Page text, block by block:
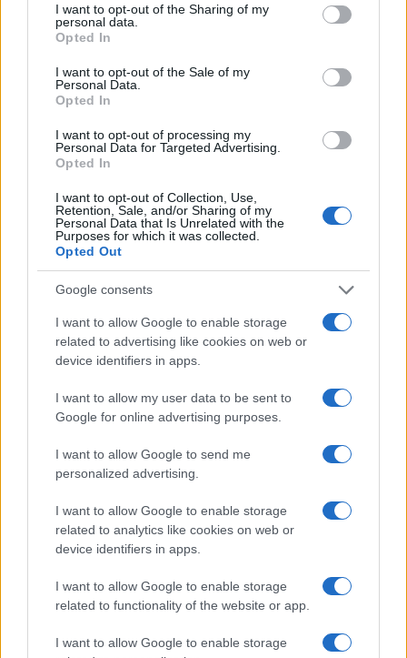
not limited to your visit or usage behaviour. You may click to
grant or deny consent to Google and its third-party tags to
use your data for below specified purposes in below Google
consent section.
I want to opt-out of the Sharing of my
personal data.
Opted In
I want to opt-out of the Sale of my
Personal Data.
Opted In
I want to opt-out of processing my
Personal Data for Targeted Advertising.
Opted In
I want to opt-out of Collection, Use,
Retention, Sale, and/or Sharing of my
Personal Data that Is Unrelated with the
Purposes for which it was collected.
Opted Out
Google consents
I want to allow Google to enable storage
related to advertising like cookies on web or
device identifiers in apps.
I want to allow my user data to be sent to
Google for online advertising purposes.
I want to allow Google to send me
personalized advertising.
I want to allow Google to enable storage
related to analytics like cookies on web or
device identifiers in apps.
I want to allow Google to enable storage
related to functionality of the website or app.
I want to allow Google to enable storage
Jung decisivo con un fuoricampo da due punti:
Rangers 4 Athletics 3
Matteo Pellegrino · 26 Apr 2026
RISULTATI
Resoconto della week 4 della UFL 2026: Kings vincono
in overtime, Aviators sorprendono i Renegades
Beatrice Beretta · 18 Apr 2026
Pisa trionfa contro la Sampdoria in una partita ricca di
eventi
Atalanta supera la Roma in una partita emozionante
Roma trionfa nel derby contro la Lazio